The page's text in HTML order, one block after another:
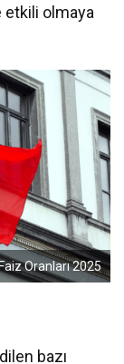
etkili olmaya
Oranları 2025
bazı